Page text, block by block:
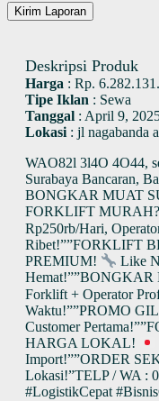
Kirim Laporan
Deskripsi Produk
Harga : Rp.
Tipe Iklan : Sewa
Tanggal : April 9,
Lokasi : jl nagabanda
WAO82l 3l4O 4O44,
Surabaya Bancaran,
BONGKAR MUAT
FORKLIFT
Rp250rb/Hari,
Ribet!””FORKLIFT
PREMIUM!
Like
Hemat!””BONGKAR
Forklift + Operator
Waktu!””PROMO
Customer
HARGA LOKAL!
Import!””ORDER
Lokasi!”TELP / WA :
#LogistikCepat